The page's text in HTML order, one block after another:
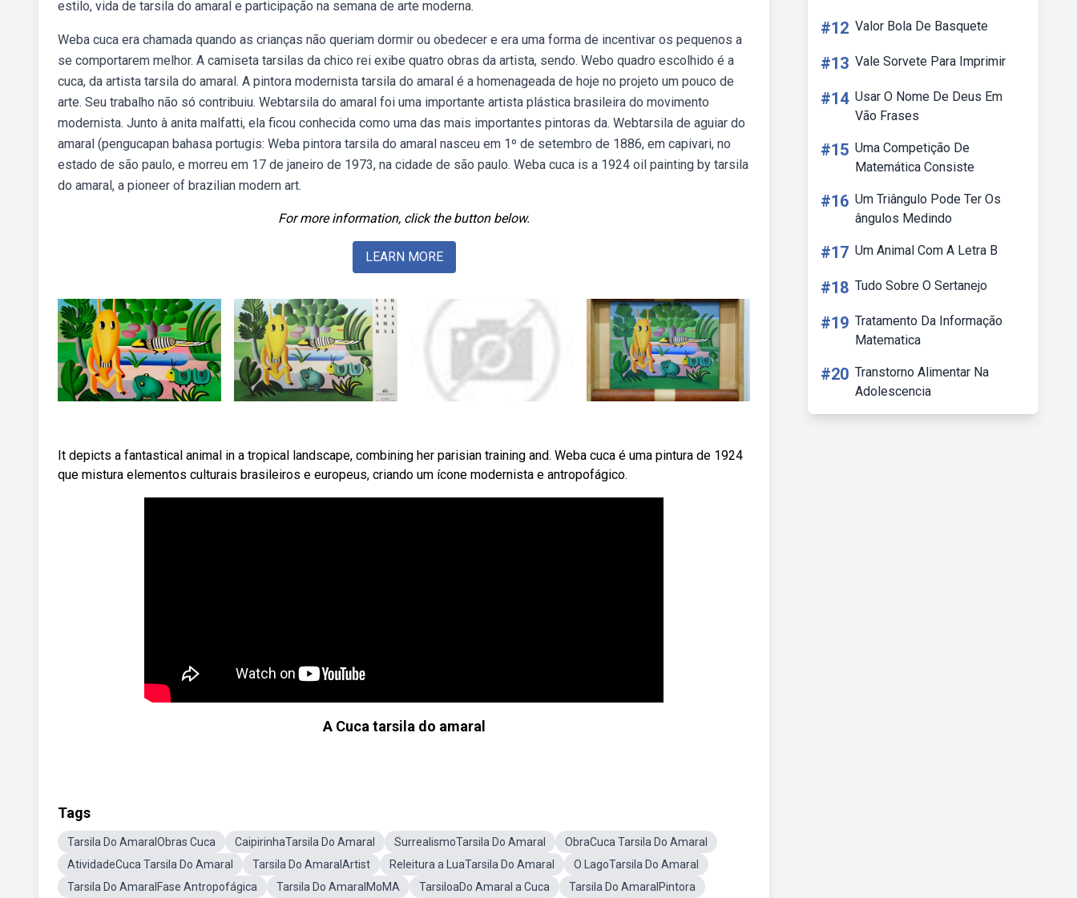
estilo, vida de tarsila do amaral e participação na semana de arte moderna.
Weba cuca era chamada quando as crianças não queriam dormir ou obedecer e era uma forma de incentivar os pequenos a
se comportarem melhor. A camiseta tarsilas da chico rei exibe quatro obras da artista, sendo. Webo quadro escolhido é a
cuca, da artista tarsila do amaral. A pintora modernista tarsila do amaral é a homenageada de hoje no projeto um pouco de
arte. Seu trabalho não só contribuiu. Webtarsila do amaral foi uma importante artista plástica brasileira do movimento
modernista. Junto à anita malfatti, ela ficou conhecida como uma das mais importantes pintoras da. Webtarsila de aguiar do
amaral (pengucapan bahasa portugis: Weba pintora tarsila do amaral nasceu em 1º de setembro de 1886, em capivari, no
estado de são paulo, e morreu em 17 de janeiro de 1973, na cidade de são paulo. Weba cuca is a 1924 oil painting by tarsila
do amaral, a pioneer of brazilian modern art.
For more information, click the button below.
LEARN MORE
It depicts a fantastical animal in a tropical landscape, combining her parisian training and. Weba cuca é uma pintura de 1924
que mistura elementos culturais brasileiros e europeus, criando um ícone modernista e antropofágico.
A Cuca tarsila do amaral
Tags
Tarsila Do AmaralObras Cuca CaipirinhaTarsila Do Amaral SurrealismoTarsila Do Amaral
ObraCuca Tarsila Do Amaral
AtividadeCuca Tarsila Do Amaral
Tarsila Do AmaralArtist Releitura a LuaTarsila Do Amaral
O LagoTarsila Do Amaral
Tarsila Do AmaralFase Antropofágica
Tarsila Do AmaralMoMA TarsiloaDo Amaral a Cuca
Tarsila Do AmaralPintora
#12 Valor Bola De Basquete
#13 Vale Sorvete Para Imprimir
#14 Usar O Nome De Deus Em
Vão Frases
#15 Uma Competição De
Matemática Consiste
#16 Um Triângulo Pode Ter Os
ângulos Medindo
#17 Um Animal Com A Letra B
#18 Tudo Sobre O Sertanejo
#19 Tratamento Da Informação
Matematica
#20 Transtorno Alimentar Na
Adolescencia